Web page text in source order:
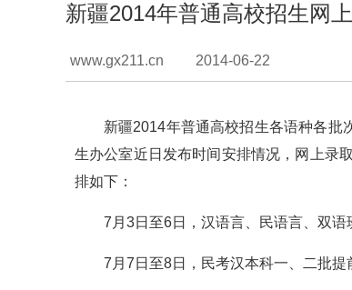
新疆2014年普通高校招生网
www.gx211.cn 2014-06-22
新疆2014年普通高校招生各语种各批
生办公室近日发布时间安排情况，网上录
排如下：
7月3日至6日，汉语言、民语言、双
7月7日至8日，民考汉本科一、二批提